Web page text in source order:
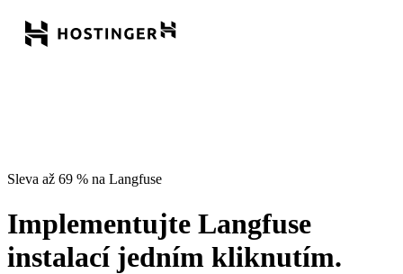
Sleva až 69 % na Langfuse
Implementujte Langfuse
instalací jedním kliknutím.